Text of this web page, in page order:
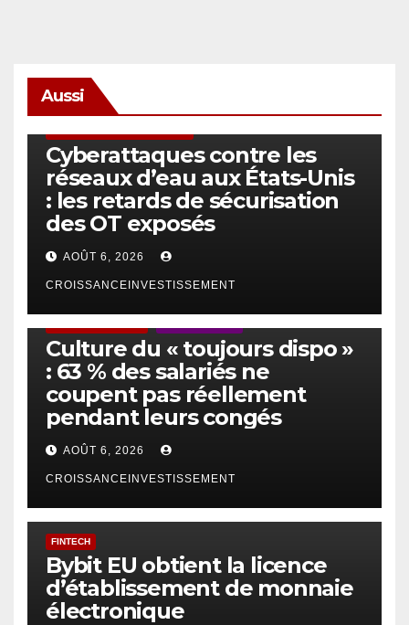
Aussi
Cyberattaques contre les
réseaux d’eau aux États-Unis
: les retards de sécurisation
des OT exposés
AOÛT 6, 2026
CROISSANCEINVESTISSEMENT
Culture du « toujours dispo »
: 63 % des salariés ne
coupent pas réellement
pendant leurs congés
AOÛT 6, 2026
CROISSANCEINVESTISSEMENT
FINTECH
Bybit EU obtient la licence
d’établissement de monnaie
électronique